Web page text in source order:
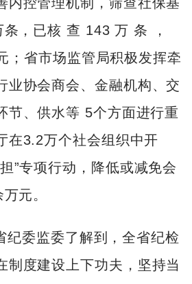
，已核 查 143 万 条 ，
；省市场监管局积极发挥牵
业协会商会、金融机构、交
节、供水等 5个方面进行重
在3.2万个社会组织中开
”专项行动，降低或减免会
元。
纪委监委了解到，全省纪检
制度建设上下功夫，坚持当